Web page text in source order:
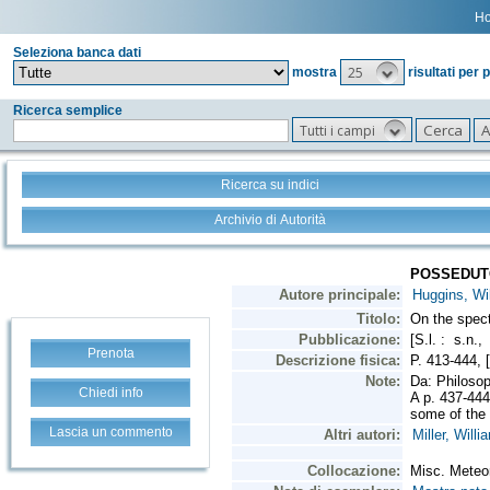
Seleziona banca dati
mostra
25 risultati per
Ricerca semplice
Tutti i campi
Ricerca su indici
Archivio di Autorità
Prenota
Chiedi info
Lascia un commento